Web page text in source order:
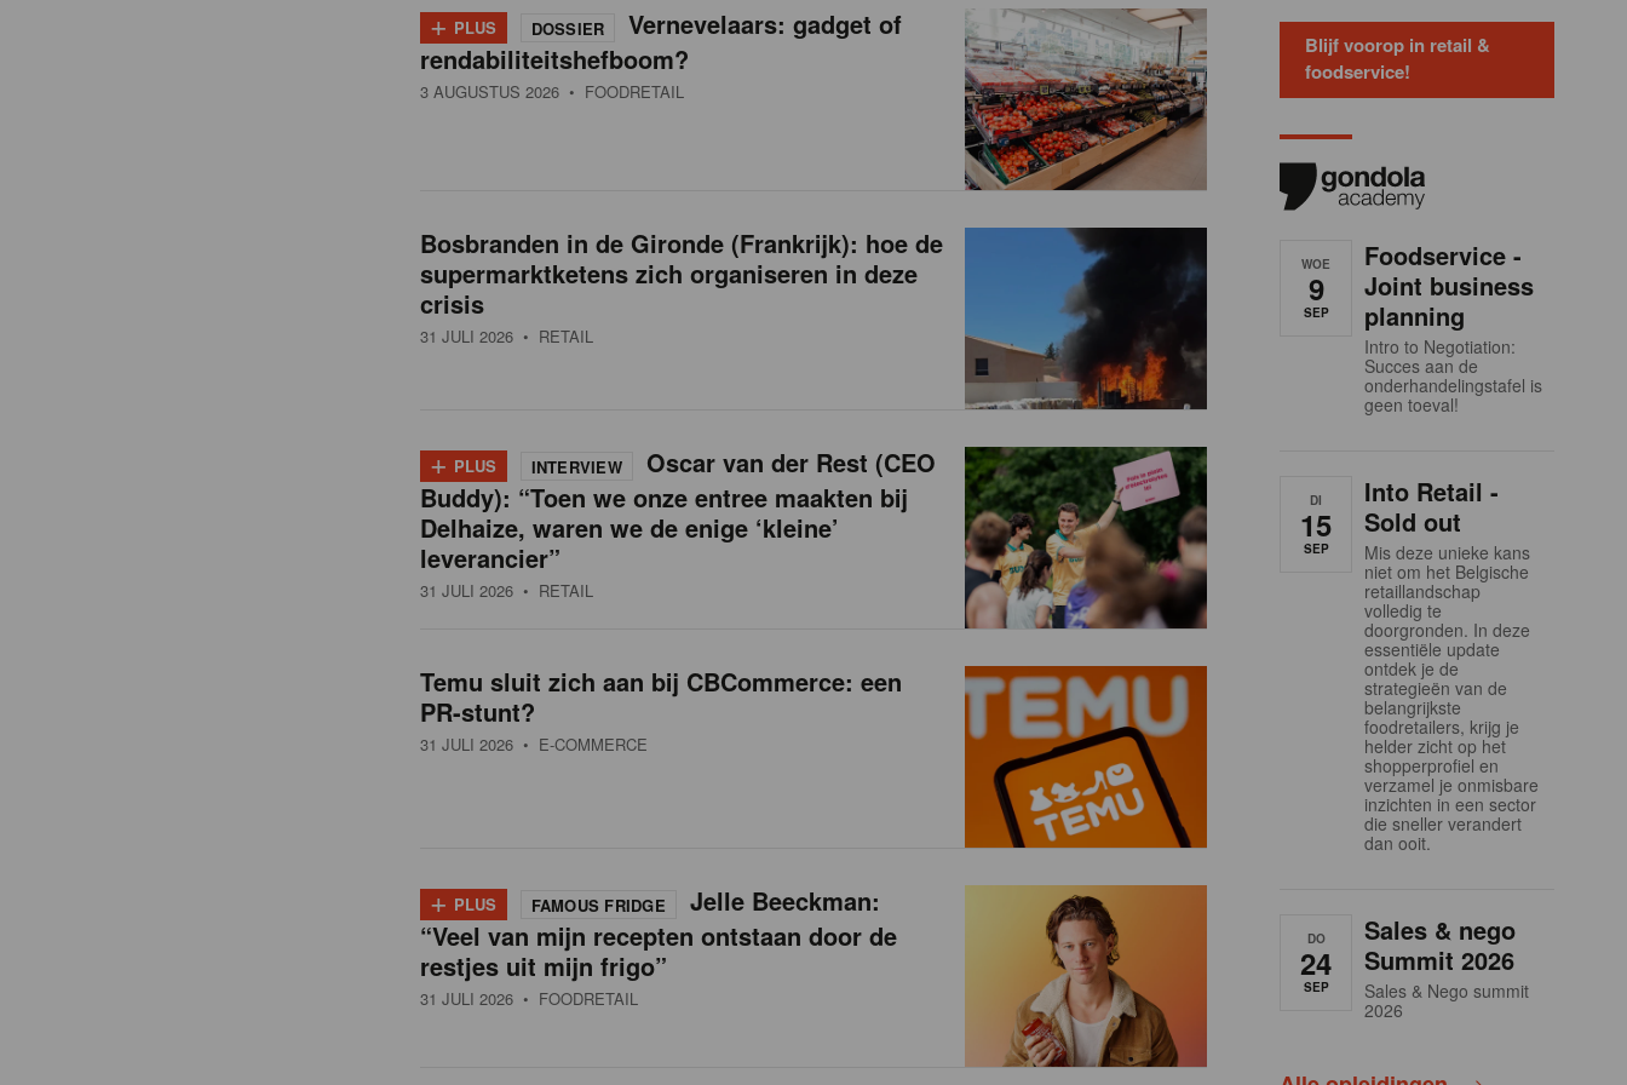
+ PLUS DOSSIER
Vernevelaars: gadget of
rendabiliteitshefboom?
3 AUGUSTUS 2026 • FOODRETAIL
Bosbranden in de Gironde (Frankrijk): hoe de
supermarktketens zich organiseren in deze
crisis
31 JULI 2026 • RETAIL
+ PLUS INTERVIEW
Oscar van der Rest (CEO
Buddy): “Toen we onze entree maakten bij
Delhaize, waren we de enige ‘kleine’
leverancier”
31 JULI 2026 • RETAIL
Temu sluit zich aan bij CBCommerce: een
PR-stunt?
31 JULI 2026 • E-COMMERCE
+ PLUS FAMOUS FRIDGE
Jelle Beeckman:
“Veel van mijn recepten ontstaan door de
restjes uit mijn frigo”
31 JULI 2026 • FOODRETAIL
Blijf voorop in retail &
foodservice!
WOE
9
SEP
Foodservice -
Joint business
planning
Intro to Negotiation:
Succes aan de
onderhandelingstafel is
geen toeval!
DI
15
SEP
Into Retail -
Sold out
Mis deze unieke kans
niet om het Belgische
retaillandschap
volledig te
doorgronden. In deze
essentiële update
ontdek je de
strategieën van de
belangrijkste
foodretailers, krijg je
helder zicht op het
shopperprofiel en
verzamel je onmisbare
inzichten in een sector
die sneller verandert
dan ooit.
DO
24
SEP
Sales & nego
Summit 2026
Sales & Nego summit
2026